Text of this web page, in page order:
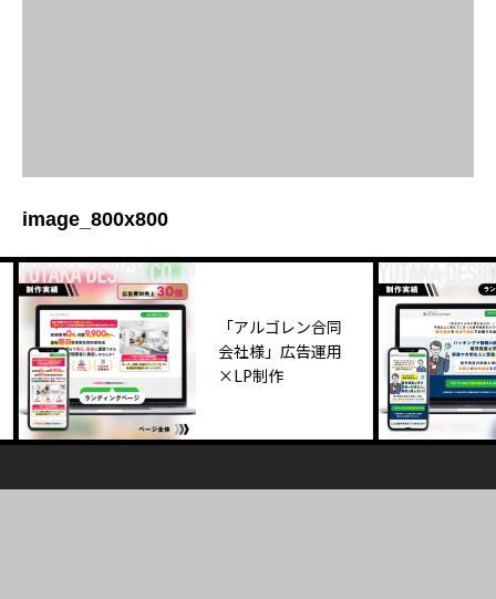
image_800x800
「アルゴレン合同
会社様」広告運用
×LP制作